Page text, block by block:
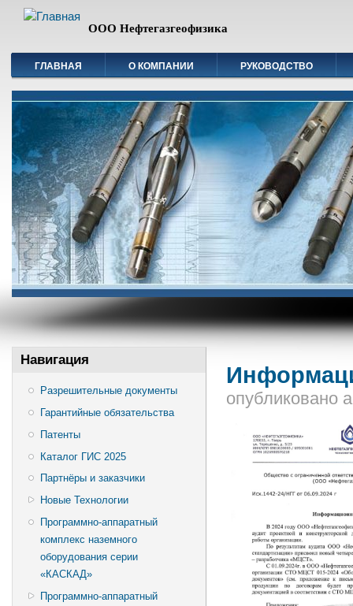
ООО Нефтегазгеофизика
ГЛАВНАЯ О КОМПАНИИ РУКОВОДСТВО
Навигация
Разрешительные документы
Гарантийные обязательства
Патенты
Каталог ГИС 2025
Партнёры и заказчики
Новые Технологии
Программно-аппаратный
комплекс наземного
оборудования серии
«КАСКАД»
Программно-аппаратный
опубликовано